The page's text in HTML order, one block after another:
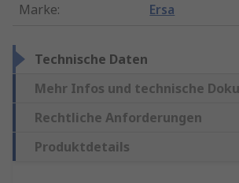
Marke: Ersa
Technische Daten
Mehr Infos und technische
Rechtliche Anforderungen
Produktdetails